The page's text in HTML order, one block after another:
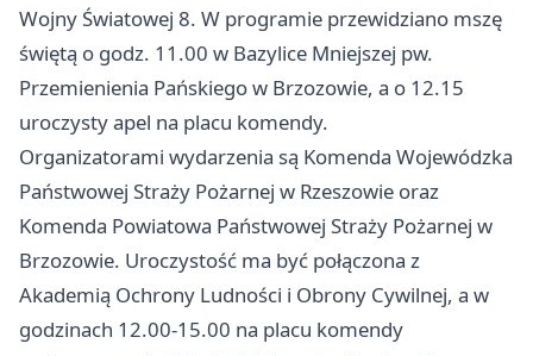
Wojny Światowej 8. W programie przewidziano mszę
świętą o godz. 11.00 w Bazylice Mniejszej pw.
Przemienienia Pańskiego w Brzozowie, a o 12.15
uroczysty apel na placu komendy.
Organizatorami wydarzenia są Komenda Wojewódzka
Państwowej Straży Pożarnej w Rzeszowie oraz
Komenda Powiatowa Państwowej Straży Pożarnej w
Brzozowie. Uroczystość ma być połączona z
Akademią Ochrony Ludności i Obrony Cywilnej, a w
godzinach 12.00-15.00 na placu komendy